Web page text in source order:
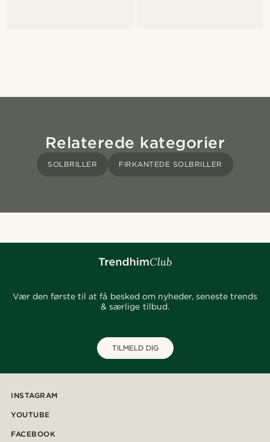
Relaterede kategorier
SOLBRILLER FIRKANTEDE SOLBRILLER
Vær den første til at få besked om nyheder, seneste trends
& særlige tilbud.
TILMELD DIG
INSTAGRAM
YOUTUBE
FACEBOOK